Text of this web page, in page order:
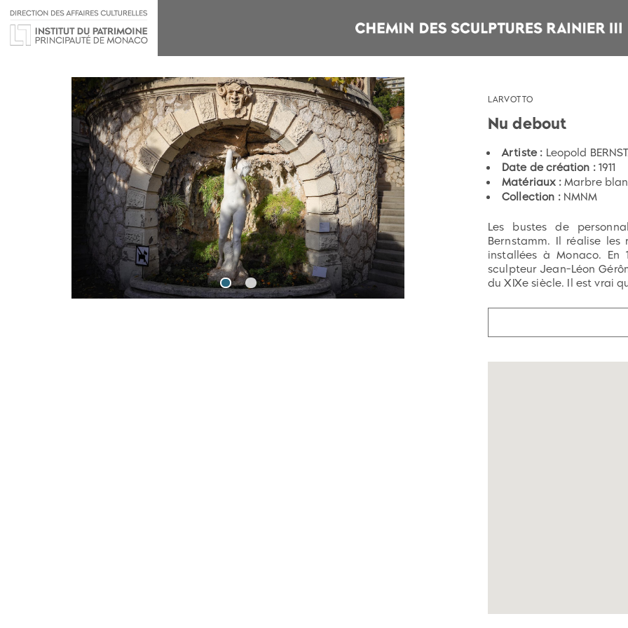
LARVOTTO
Nu debout
Artiste : Leopold
Date de création : 1911
Matériaux : Marbre
Collection : NMNM
Les bustes de
Bernstamm. Il réalise les
installées à Monaco.
sculpteur Jean-Léon
du XIXe siècle. Il est vrai